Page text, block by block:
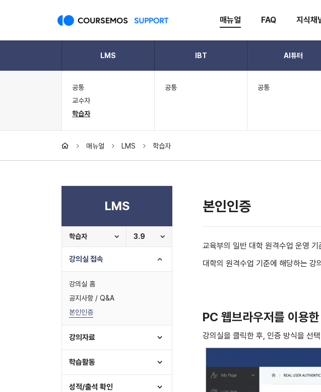
매뉴얼 FAQ 지식채
LMS IBT AI튜터
공통
교수자
학습자
공통 공통
매뉴얼 LMS 학습자
LMS
학습자 3.9
강의실 접속
강의실 홈
공지사항 / Q&A
본인인증
강의자료
학습활동
성적/출석 확인
본인인증
교육부의 일반 대학 원격수업 운영
대학의 원격수업 기준에 해당하는 강
PC 웹브라우저를 이용
강의실을 클릭한 후, 인증 방식을 선